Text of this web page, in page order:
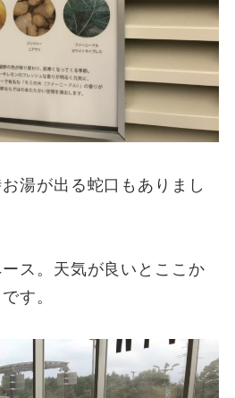
湯が出る蛇口もありまし
ス。天気が良いとここか
す。